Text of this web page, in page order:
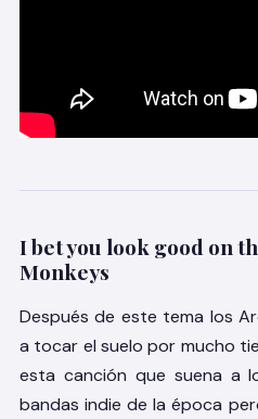
I bet you look good on
Monkeys
Después de este tema los
a tocar el suelo por mucho
esta canción que suena a
bandas indie de la época